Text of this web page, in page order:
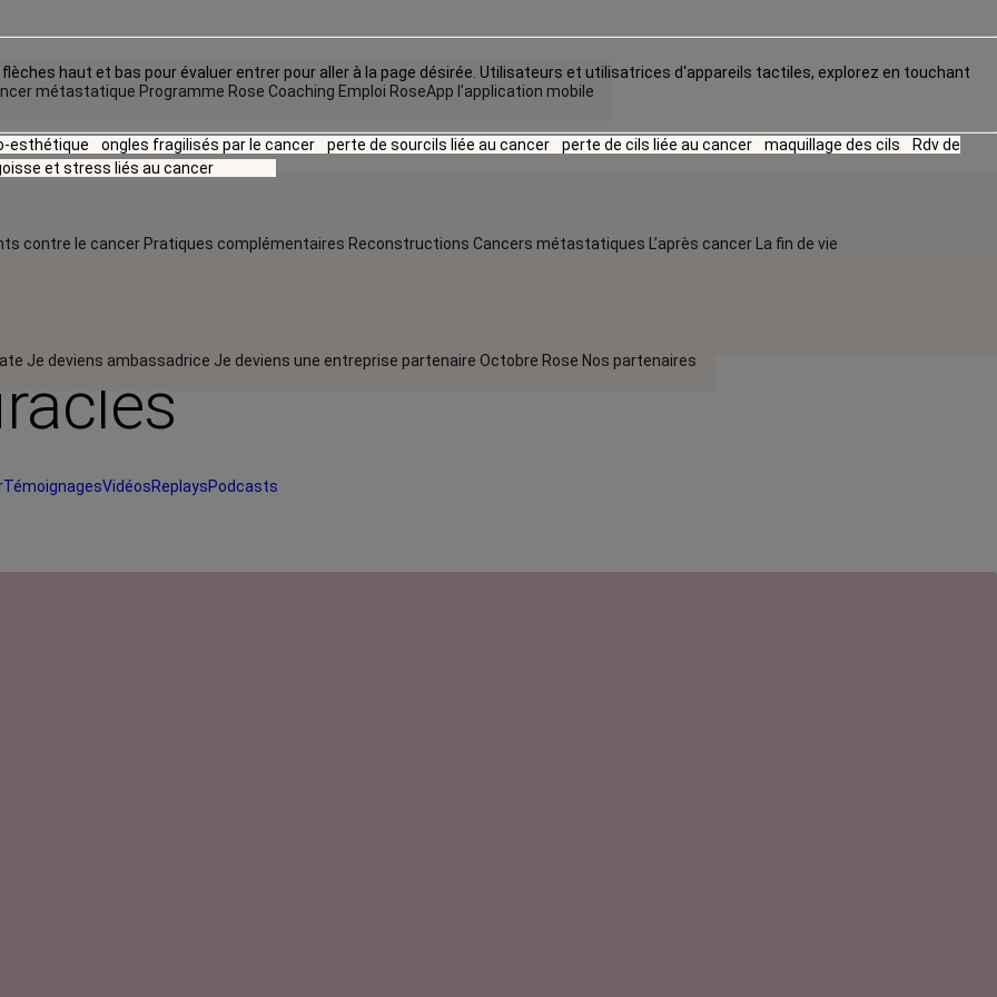
métastatique Programme Rose Coaching Emploi RoseApp l’application mobile
contre le cancer Pratiques complémentaires Reconstructions Cancers métastatiques L’après cancer La fin de vie
Je deviens ambassadrice Je deviens une entreprise partenaire Octobre Rose Nos partenaires
haut et bas pour évaluer entrer pour aller à la page désirée. Utilisateurs et utilisatrices d‘appareils tactiles, explorez en touchant
esthétique ongles fragilisés par le cancer perte de sourcils liée au cancer perte de cils liée au cancer maquillage des cils
Rdv de
et stress liés au cancer
TémoignagesVidéosReplaysPodcasts